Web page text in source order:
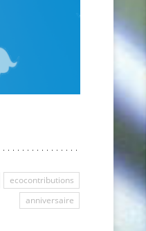
ecocontributions
anniversaire